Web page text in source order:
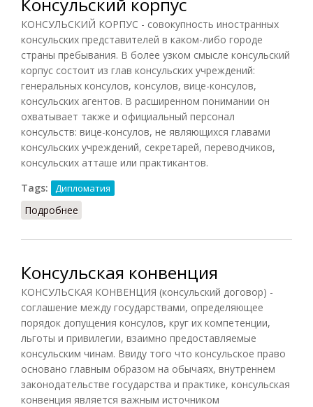
КОНСУЛЬСКИЙ КОРПУС - совокупность иностранных
консульских представителей в каком-либо городе
страны пребывания. В более узком смысле консульский
корпус состоит из глав консульских учреждений:
генеральных консулов, консулов, вице-консулов,
консульских агентов. В расширенном понимании он
охватывает также и официальный персонал
консульств: вице-консулов, не являющихся главами
консульских учреждений, секретарей, переводчиков,
консульских атташе или практикантов.
Tags:
Дипломатия
Подробнее
Консульская конвенция
КОНСУЛЬСКАЯ КОНВЕНЦИЯ (консульский договор) -
соглашение между государствами, определяющее
порядок допущения консулов, круг их компетенции,
льготы и привилегии, взаимно предоставляемые
консульским чинам. Ввиду того что консульское право
основано главным образом на обычаях, внутреннем
законодательстве государства и практике, консульская
конвенция является важным источником